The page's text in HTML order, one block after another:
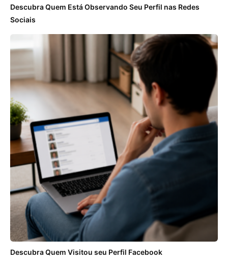
Descubra Quem Está Observando Seu Perfil nas Redes
Sociais
Descubra Quem Visitou seu Perfil Facebook